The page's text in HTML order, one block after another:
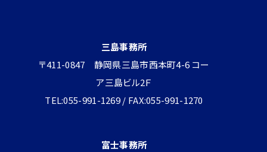
三島事務所
〒411-0847 静岡県三島市西本町4-6 コー
ア三島ビル2Ｆ
TEL:055-991-1269 / FAX:055-991-1270
富士事務所